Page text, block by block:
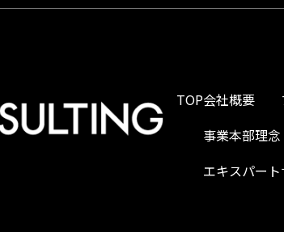
TOP会社概要
事業本部理念
エキスパート